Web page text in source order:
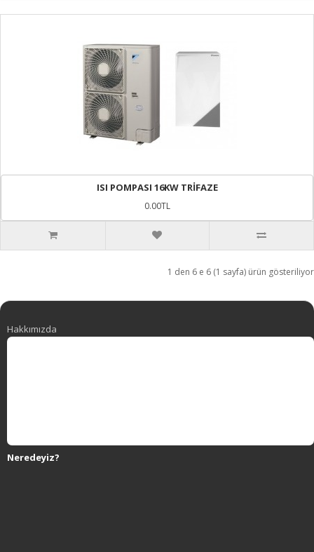
ISI POMPASI 16KW TRİFAZE
0.00TL
1 den 6 e 6 (1 sayfa) ürün gösteriliyor
Hakkımızda
Neredeyiz?